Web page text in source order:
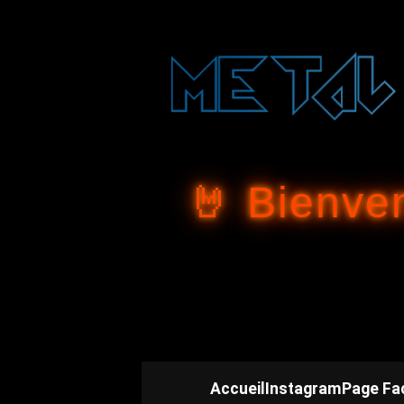
🤘
Accueil Instagram Page